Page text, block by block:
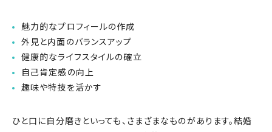
魅力的なプロフィールの作成
外見と内面のバランスアップ
健康的なライフスタイルの確立
自己肯定感の向上
趣味や特技を活かす
ひと口に自分磨きといっても、さまざまなものがあります。結婚